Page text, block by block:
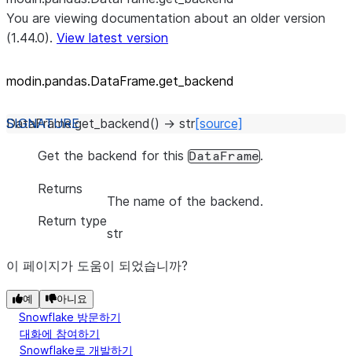
You are viewing documentation about an older version
(1.44.0). View latest version
modin.pandas.DataFrame.get_ backend
DataFrame.get_backend() → str[source]
Get the backend for this DataFrame.
Returns
The name of the backend.
Return type
str
이 페이지가 도움이 되었습니까?
예 아니요
Snowflake 방문하기
대화에 참여하기
Snowflake로 개발하기